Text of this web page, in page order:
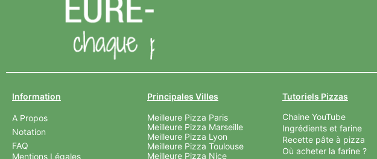
Information
A Propos
Notation
FAQ
Mentions Légales
Principales Villes
Meilleure Pizza Paris
Meilleure Pizza Marseille
Meilleure Pizza Lyon
Meilleure Pizza Toulouse
Meilleure Pizza Nice
Tutoriels Pizzas
Chaine YouTube
Ingrédients et farine
Recette pâte à pizza
Où acheter la farine ?